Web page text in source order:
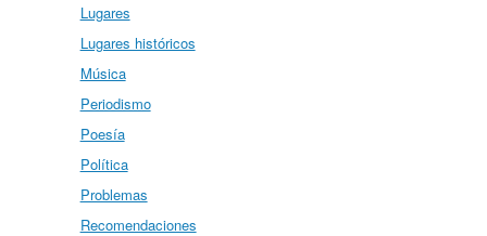
Lugares
Lugares históricos
Música
Periodismo
Poesía
Política
Problemas
Recomendaciones